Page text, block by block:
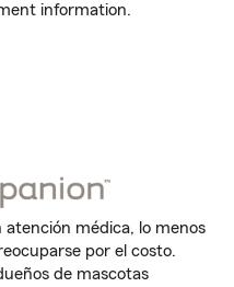
information.
médica, lo menos
por el costo.
de mascotas